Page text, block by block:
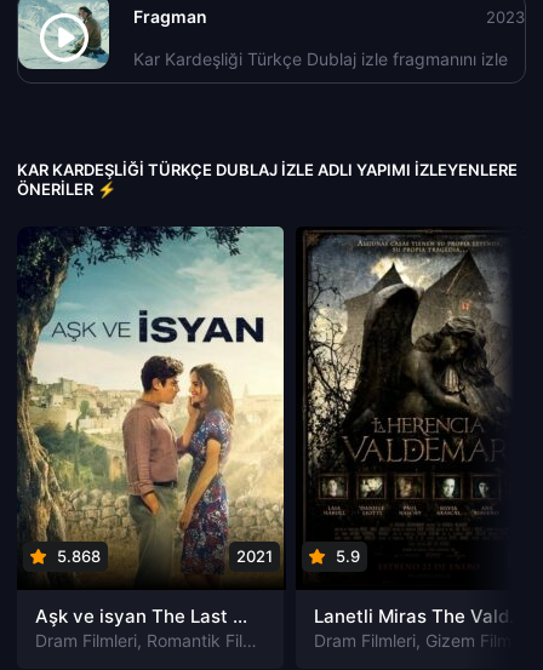
Fragman
Kar Kardeşliği Türkçe Dublaj izle fragmanını izle
2023
KAR KARDEŞLIĞI TÜRKÇE DUBLAJ IZLE ADLI YAPIMI İZLEYENLERE
ÖNERILER ⚡
5.868 2021
Aşk ve isyan The Last Parasido izle
Dram Filmleri, Romantik Filmleri
5.9
Dram Filmleri, Gizem Filmleri